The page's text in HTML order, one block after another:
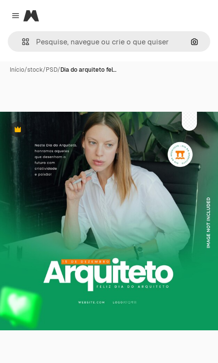
Close menu
Magnific
Início/stock/PSD/Dia do arquiteto fel…
Premium